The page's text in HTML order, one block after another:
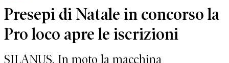
Presepi di Natale in concorso la
Pro loco apre le iscrizioni
SILANUS. In moto la macchina